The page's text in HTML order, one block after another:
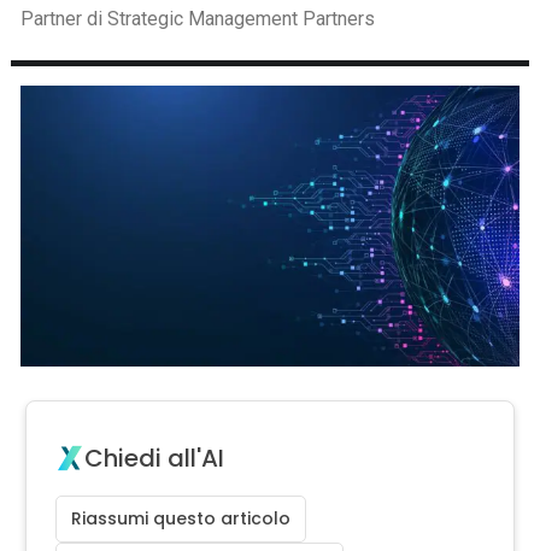
Partner di Strategic Management Partners
Chiedi all'AI
Riassumi questo articolo